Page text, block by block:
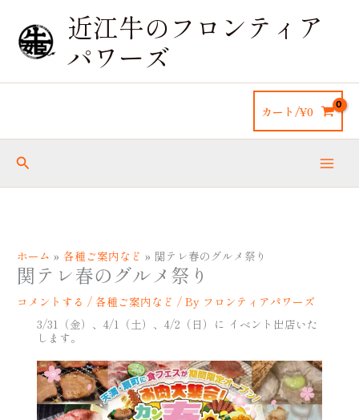
キ
近江牛のフロンティア
パワーズ
カート/¥0
検
索
ホーム 各種ご案内など 関テレ春のグルメ祭り
関テレ春のグルメ祭り
コメントする /各種ご案内など / By フロンティアパワーズ
3/31（金）、4/1（土）、4/2（日）に イベント出店いた
します。